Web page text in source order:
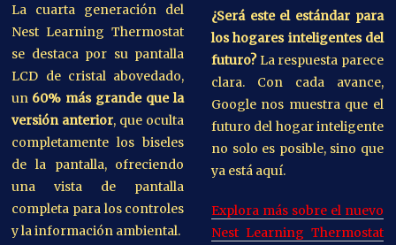
La cuarta generación del
Nest Learning Thermostat
se destaca por su pantalla
LCD de cristal abovedado,
un 60% más grande que la
versión anterior, que oculta
completamente los biseles
de la pantalla, ofreciendo
una vista de pantalla
completa para los controles
y la información ambiental.
¿Será este el estándar para
los hogares inteligentes del
futuro?La respuesta parece
clara. Con cada avance,
Google nos muestra que el
futuro del hogar inteligente
no solo es posible, sino que
ya está aquí.
Explora más sobre el nuevo
Nest Learning Thermostat